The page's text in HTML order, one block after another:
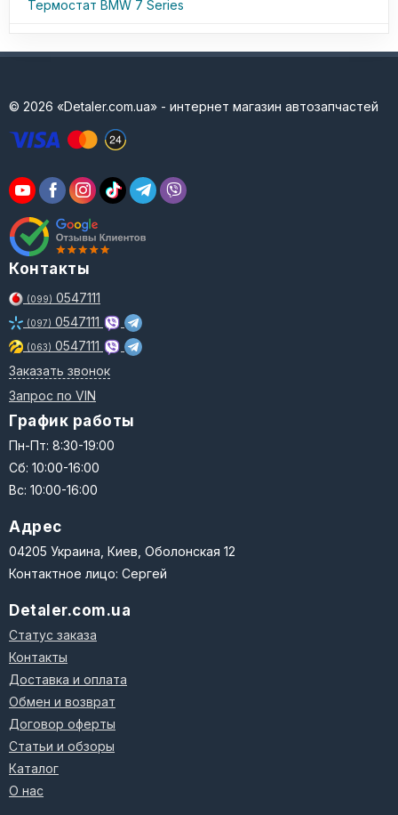
Термостат BMW 7 Series
© 2026 «Detaler.com.ua» - интернет магазин автозапчастей
Контакты
(099) 0547111
(097) 0547111
(063) 0547111
Заказать звонок
Запрос по VIN
График работы
Пн-Пт: 8:30-19:00
Сб: 10:00-16:00
Вс: 10:00-16:00
Адрес
04205 Украина, Киев, Оболонская 12
Контактное лицо: Сергей
Detaler.com.ua
Статус заказа
Контакты
Доставка и оплата
Обмен и возврат
Договор оферты
Статьи и обзоры
Каталог
О нас